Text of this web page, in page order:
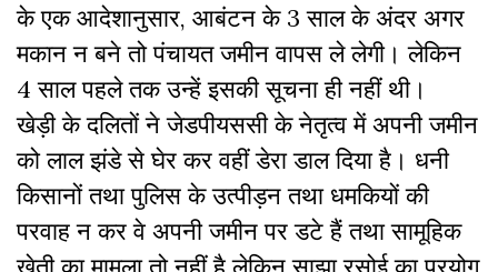
के एक आदेशानुसार, आबंटन के 3 साल के अंदर अगर
मकान न बने तो पंचायत जमीन वापस ले लेगी। लेकिन
4 साल पहले तक उन्हें इसकी सूचना ही नहीं थी।
खेड़ी के दलितों ने जेडपीयससी के नेतृत्व में अपनी जमीन
को लाल झंडे से घेर कर वहीं डेरा डाल दिया है। धनी
किसानों तथा पुलिस के उत्पीड़न तथा धमकियों की
परवाह न कर वे अपनी जमीन पर डटे हैं तथा सामूहिक